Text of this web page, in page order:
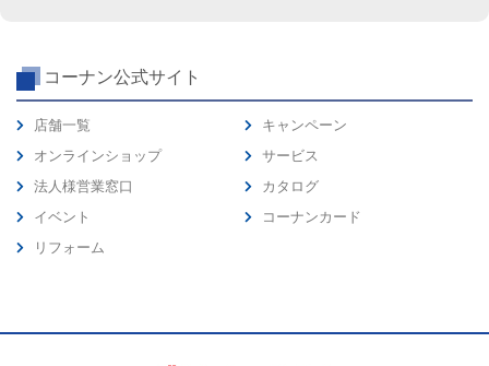
コーナン公式サイト
店舗一覧
オンラインショップ
法人様営業窓口
イベント
リフォーム
キャンペーン
サービス
カタログ
コーナンカード